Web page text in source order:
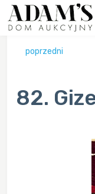
poprzedni
82.